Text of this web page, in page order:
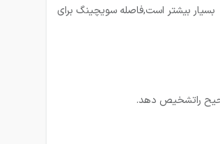
بیشتر است,فاصله سویچینگ برای
راتشخیص دهد.